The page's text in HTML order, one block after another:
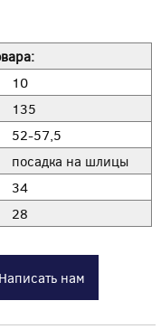
10
135
52-57,5
посадка на шлицы
34
28
Написать нам